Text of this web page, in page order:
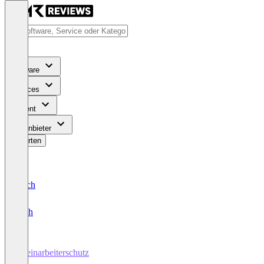
Software
Services
Content
Für Anbieter
Bewerten
Deutsch
English
Alleinarbeiterschutz